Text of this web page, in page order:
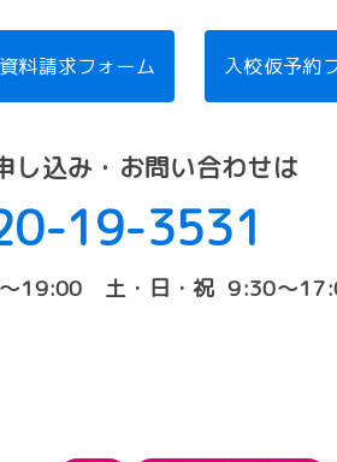
資料請求フォーム 入校仮予約
し込み・お問い合わせは
19-3531
19:00 土・日・祝 9:30〜